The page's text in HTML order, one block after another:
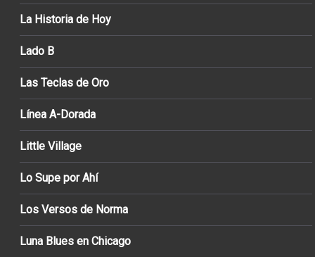
La Historia de Hoy
Lado B
Las Teclas de Oro
Línea A-Dorada
Little Village
Lo Supe por Ahí
Los Versos de Norma
Luna Blues en Chicago